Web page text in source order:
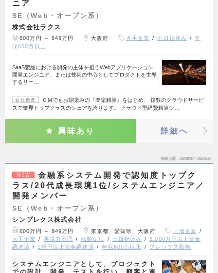
ニア
SE（Web・オープン系）
株式会社ラクス
600万円 ～ 949万円 大阪府 大手企業 土日祝休み
年
収600万以上
SaaS製品における開発の主体を担うWebアプリケーション
開発エンジニア、または技術の中心としてプロダクトを主導
するリー…
会社概要
ＣＭでもお馴染みの『楽楽精算』をはじめ、 複数のクラウドサービ
スで業界トップクラスのシェアを誇ります。 クラウド型経費精算シ…
興味あり 詳細へ
掲載期間 26/08/07～26/08/20
NEW
金融系システム開発で認知度トップク
ラス/20代成長環境1位/システムエンジニア／
開発メンバー
SE（Web・オープン系）
シンプレクス株式会社
600万円 ～ 949万円 東京都、愛知県、大阪府
上場企業
大手企業
英語力不問 転勤なし 土日祝休み
3,000万円以上資金
調達済
1億円以上資金調達済 年収600万以上 フレックス勤務
システムエンジニアとして、プロジェクト